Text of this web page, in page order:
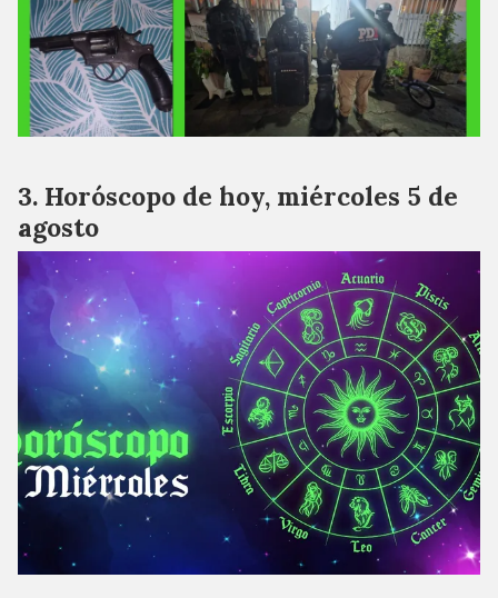
Horóscopo de hoy, miércoles 5 de
agosto